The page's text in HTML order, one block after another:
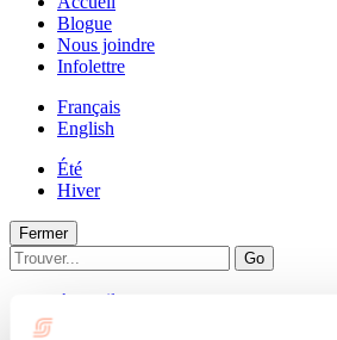
Blogue
Nous joindre
Infolettre
Français
English
Été
Hiver
Fermer
Go
Accueil